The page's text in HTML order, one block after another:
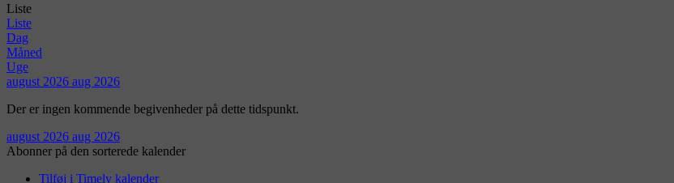
Liste
Liste
Dag
Måned
Uge
august 2026 aug 2026
Der er ingen kommende begivenheder på dette tidspunkt.
august 2026 aug 2026
Abonner på den sorterede kalender
Tilføj i Timely kalender